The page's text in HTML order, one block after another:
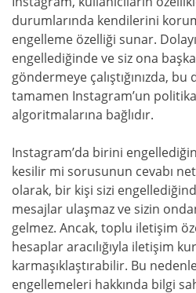
durumlarında kendilerini
engelleme özelliği sunar.
engellediğinde ve siz ona
göndermeye çalıştığınızda,
tamamen Instagram’un
algoritmalarına bağlıdır.
Instagram’da birini
kesilir mi sorusunun cevabı
olarak, bir kişi sizi
mesajlar ulaşmaz ve sizin
gelmez. Ancak, toplu iletişim
hesaplar aracılığıyla iletişim
karmaşıklaştırabilir. Bu
engellemeleri hakkında bilgi